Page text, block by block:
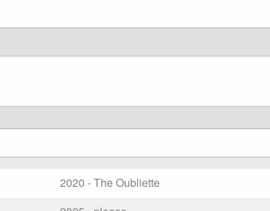
2020 - The Oubliette